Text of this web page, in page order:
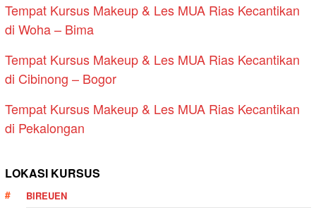
Tempat Kursus Makeup & Les MUA Rias Kecantikan
di Woha – Bima
Tempat Kursus Makeup & Les MUA Rias Kecantikan
di Cibinong – Bogor
Tempat Kursus Makeup & Les MUA Rias Kecantikan
di Pekalongan
LOKASI KURSUS
BIREUEN